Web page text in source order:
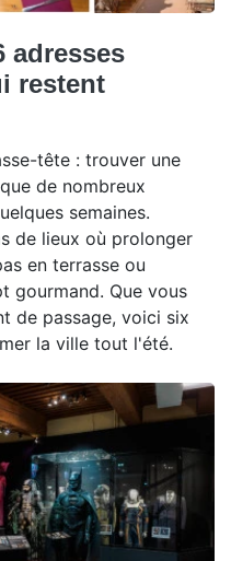
adresses
restent
tête : trouver une
de nombreux
semaines.
de lieux où prolonger
en terrasse ou
gourmand. Que vous
de passage, voici six
la ville tout l'été.